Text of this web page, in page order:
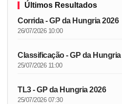
Últimos Resultados
Corrida - GP da Hungria 2026
26/07/2026 10:00
Classificação - GP da Hungria
25/07/2026 11:00
TL3 - GP da Hungria 2026
25/07/2026 07:30